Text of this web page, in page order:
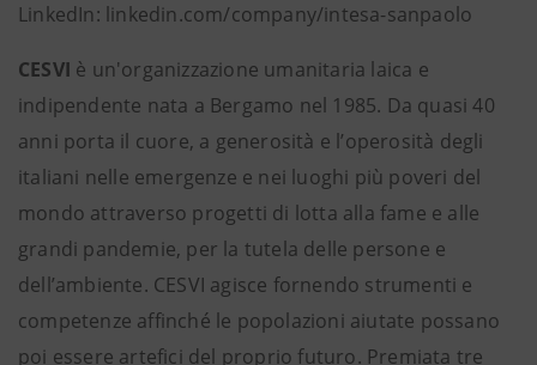
LinkedIn: linkedin.com/company/intesa-sanpaolo
CESVI è un'organizzazione umanitaria laica e
indipendente nata a Bergamo nel 1985. Da quasi 40
anni porta il cuore, a generosità e l’operosità degli
italiani nelle emergenze e nei luoghi più poveri del
mondo attraverso progetti di lotta alla fame e alle
grandi pandemie, per la tutela delle persone e
dell’ambiente. CESVI agisce fornendo strumenti e
competenze affinché le popolazioni aiutate possano
poi essere artefici del proprio futuro. Premiata tre